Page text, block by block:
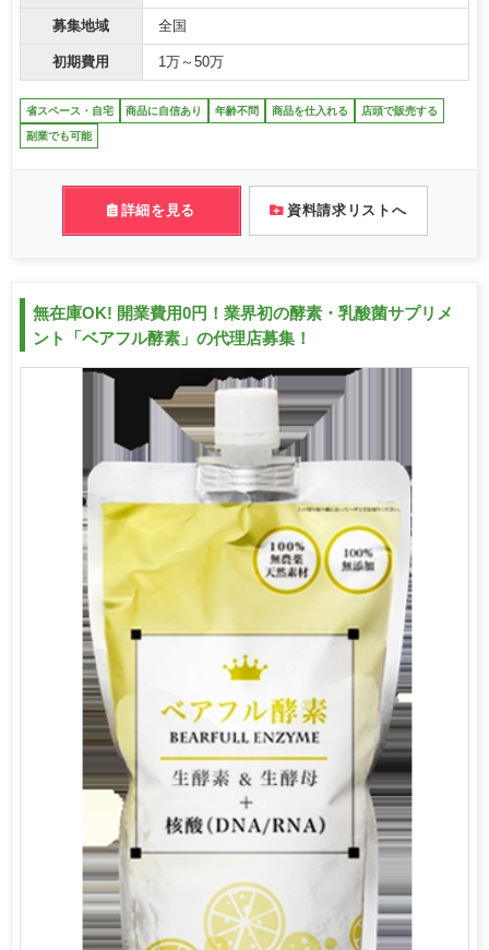
募集地域 全国
初期費用 1万～50万
省スペース・自宅 商品に自信あり 年齢不問 商品を仕入れる 店頭で販売する
副業でも可能
詳細を見る 資料請求リストへ
無在庫OK! 開業費用0円！業界初の酵素・乳酸菌サプリメ
ント「ベアフル酵素」の代理店募集！